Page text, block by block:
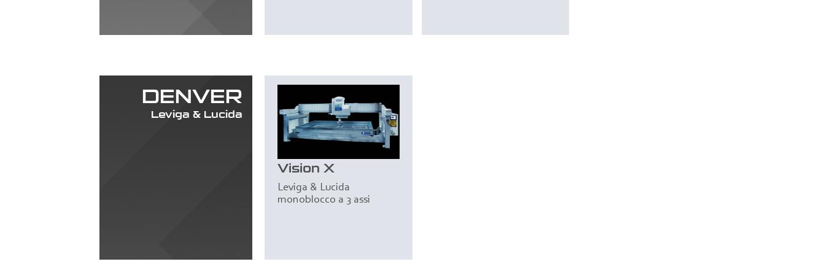
DENVER
Leviga & Lucida
Vision X
Leviga & Lucida
monoblocco a 3 assi